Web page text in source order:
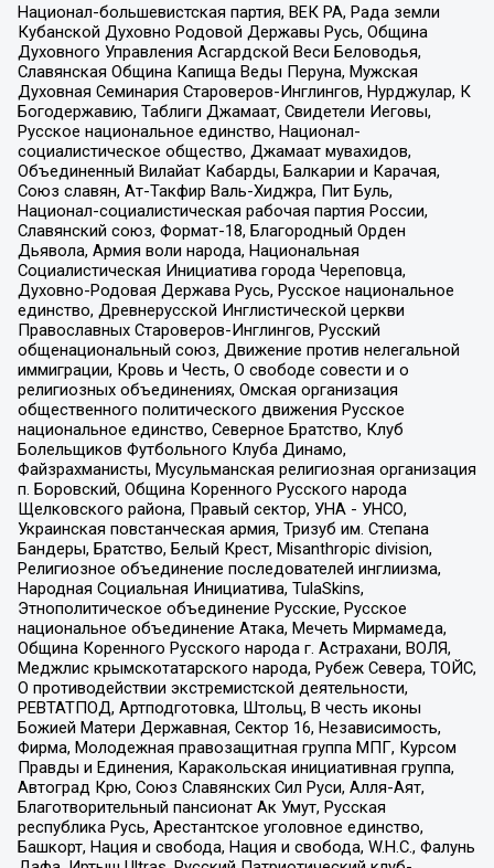
Национал-большевистская партия, ВЕК РА, Рада земли
Кубанской Духовно Родовой Державы Русь, Община
Духовного Управления Асгардской Веси Беловодья,
Славянская Община Капища Веды Перуна, Мужская
Духовная Семинария Староверов-Инглингов, Нурджулар, К
Богодержавию, Таблиги Джамаат, Свидетели Иеговы,
Русское национальное единство, Национал-
социалистическое общество, Джамаат мувахидов,
Объединенный Вилайат Кабарды, Балкарии и Карачая,
Союз славян, Ат-Такфир Валь-Хиджра, Пит Буль,
Национал-социалистическая рабочая партия России,
Славянский союз, Формат-18, Благородный Орден
Дьявола, Армия воли народа, Национальная
Социалистическая Инициатива города Череповца,
Духовно-Родовая Держава Русь, Русское национальное
единство, Древнерусской Инглистической церкви
Православных Староверов-Инглингов, Русский
общенациональный союз, Движение против нелегальной
иммиграции, Кровь и Честь, О свободе совести и о
религиозных объединениях, Омская организация
общественного политического движения Русское
национальное единство, Северное Братство, Клуб
Болельщиков Футбольного Клуба Динамо,
Файзрахманисты, Мусульманская религиозная организация
п. Боровский, Община Коренного Русского народа
Щелковского района, Правый сектор, УНА - УНСО,
Украинская повстанческая армия, Тризуб им. Степана
Бандеры, Братство, Белый Крест, Misanthropic division,
Религиозное объединение последователей инглиизма,
Народная Социальная Инициатива, TulaSkins,
Этнополитическое объединение Русские, Русское
национальное объединение Атака, Мечеть Мирмамеда,
Община Коренного Русского народа г. Астрахани, ВОЛЯ,
Меджлис крымскотатарского народа, Рубеж Севера, ТОЙС,
О противодействии экстремистской деятельности,
РЕВТАТПОД, Артподготовка, Штольц, В честь иконы
Божией Матери Державная, Сектор 16, Независимость,
Фирма, Молодежная правозащитная группа МПГ, Курсом
Правды и Единения, Каракольская инициативная группа,
Автоград Крю, Союз Славянских Сил Руси, Алля-Аят,
Благотворительный пансионат Ак Умут, Русская
республика Русь, Арестантское уголовное единство,
Башкорт, Нация и свобода, Нация и свобода, W.H.С., Фалунь